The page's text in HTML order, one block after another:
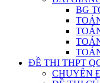
BG
ĐỀ THI THPT
CHUYÊN